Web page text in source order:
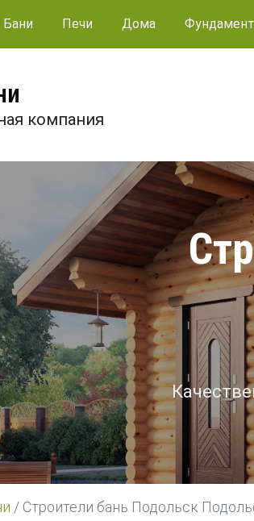
Бани Печи Дома Фундамент
компания
/ Строители бань Подольск